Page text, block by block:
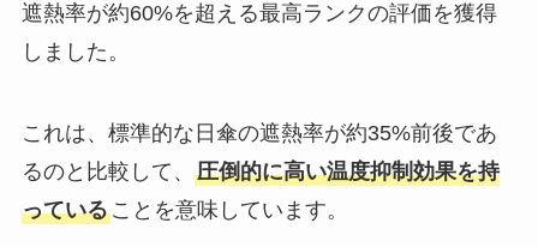
遮熱率が約60%を超える最高ランクの評価を獲得
しました。
これは、標準的な日傘の遮熱率が約35%前後であ
るのと比較して、 圧倒的に高い温度抑制効果を持
っていることを意味しています。